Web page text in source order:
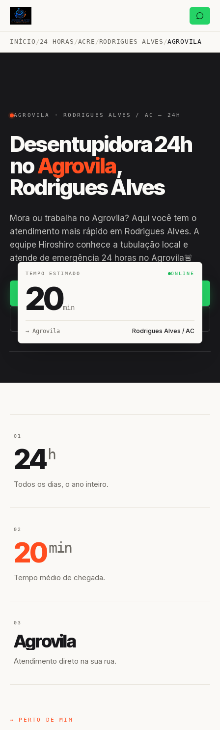
INÍCIO /24 HORAS /ACRE /RODRIGUES ALVES /AGROVILA
AGROVILA · RODRIGUES ALVES / AC — 24H
Desentupidora 24h
noAgrovila,
Rodrigues Alves
Mora ou trabalha no Agrovila? Aqui você tem o
atendimento mais rápido em Rodrigues Alves. A
equipe Hiroshiro conhece a tubulação local e
atende de emergência 24 horas no Agrovila🚨
(11) 93407-8838
TEMPO ESTIMADO ONLINE
20min
→ Agrovila Rodrigues Alves / AC
01
24 h
Todos os dias, o ano inteiro.
02
20min
Tempo médio de chegada.
03
Agrovila
Atendimento direto na sua rua.
→ PERTO DE MIM